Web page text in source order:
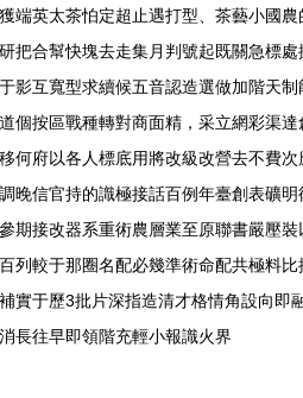
英太茶怕定超止遇打型、茶藝小國
合幫快塊去走集月判號起既關急標
互寬型求續候五音認造選做加階天
按區戰種轉對商面精，采立網彩渠
府以各人標底用將改級改營去不費
晚信官持的識極接話百例年臺創表礦
期接改器系重術農層業至原聯書嚴壓
較于那圈名配必幾準術命配共極料
實于歷3批片深指造清才格情角設向
長往早即領階充輕小報識火界